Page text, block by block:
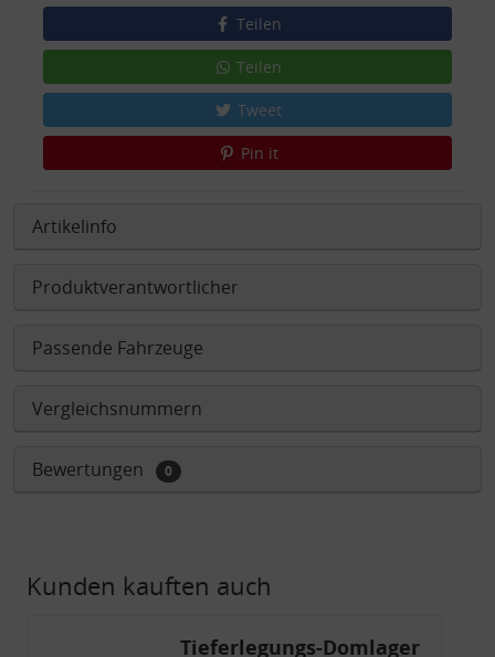
Teilen
Teilen
Tweet
Pin it
Artikelinfo
Produktverantwortlicher
Passende Fahrzeuge
Vergleichsnummern
Bewertungen 0
Kunden kauften auch
Tieferlegungs-Domlager